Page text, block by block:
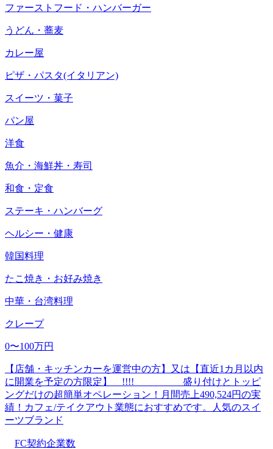
ファーストフード・ハンバーガー
うどん・蕎麦
カレー屋
ピザ・パスタ(イタリアン)
スイーツ・菓子
パン屋
洋食
魚介・海鮮丼・寿司
和食・定食
ステーキ・ハンバーグ
ヘルシー・健康
韓国料理
たこ焼き・お好み焼き
中華・台湾料理
クレープ
0〜100万円
【店舗・キッチンカーを運営中の方】又は【直近1カ月以内
に開業を予定の方限定】 !!!! 盛り付けとトッピ
ングだけの超簡単オペレーション！月間売上490,524円の実
績！カフェ/テイクアウト業態におすすめです。人気のスイ
ーツブランド
FC契約企業数